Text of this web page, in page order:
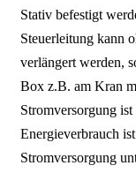
Stativ befestigt
Steuerleitung kann
verlängert werden,
Box z.B. am Kran
Stromversorgung
Energieverbrauch
Stromversorgung